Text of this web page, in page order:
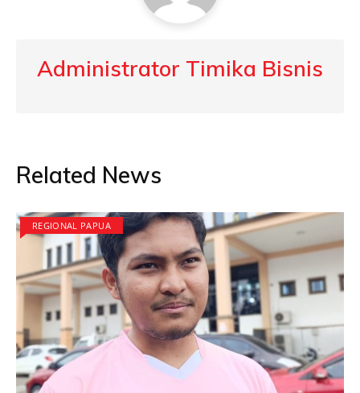
Administrator Timika Bisnis
Related News
REGIONAL PAPUA